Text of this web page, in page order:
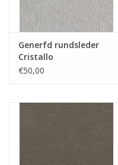
Generfd rundsleder
Cristallo
€50,00